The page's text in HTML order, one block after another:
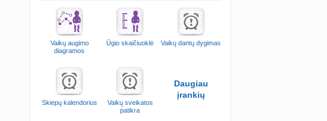
Vaikų augimo
diagramos
Ūgio skaičiuoklė Vaikų dantų dygimas
Skiepų kalendorius
Vaikų sveikatos
patikra
Daugiau
įrankių